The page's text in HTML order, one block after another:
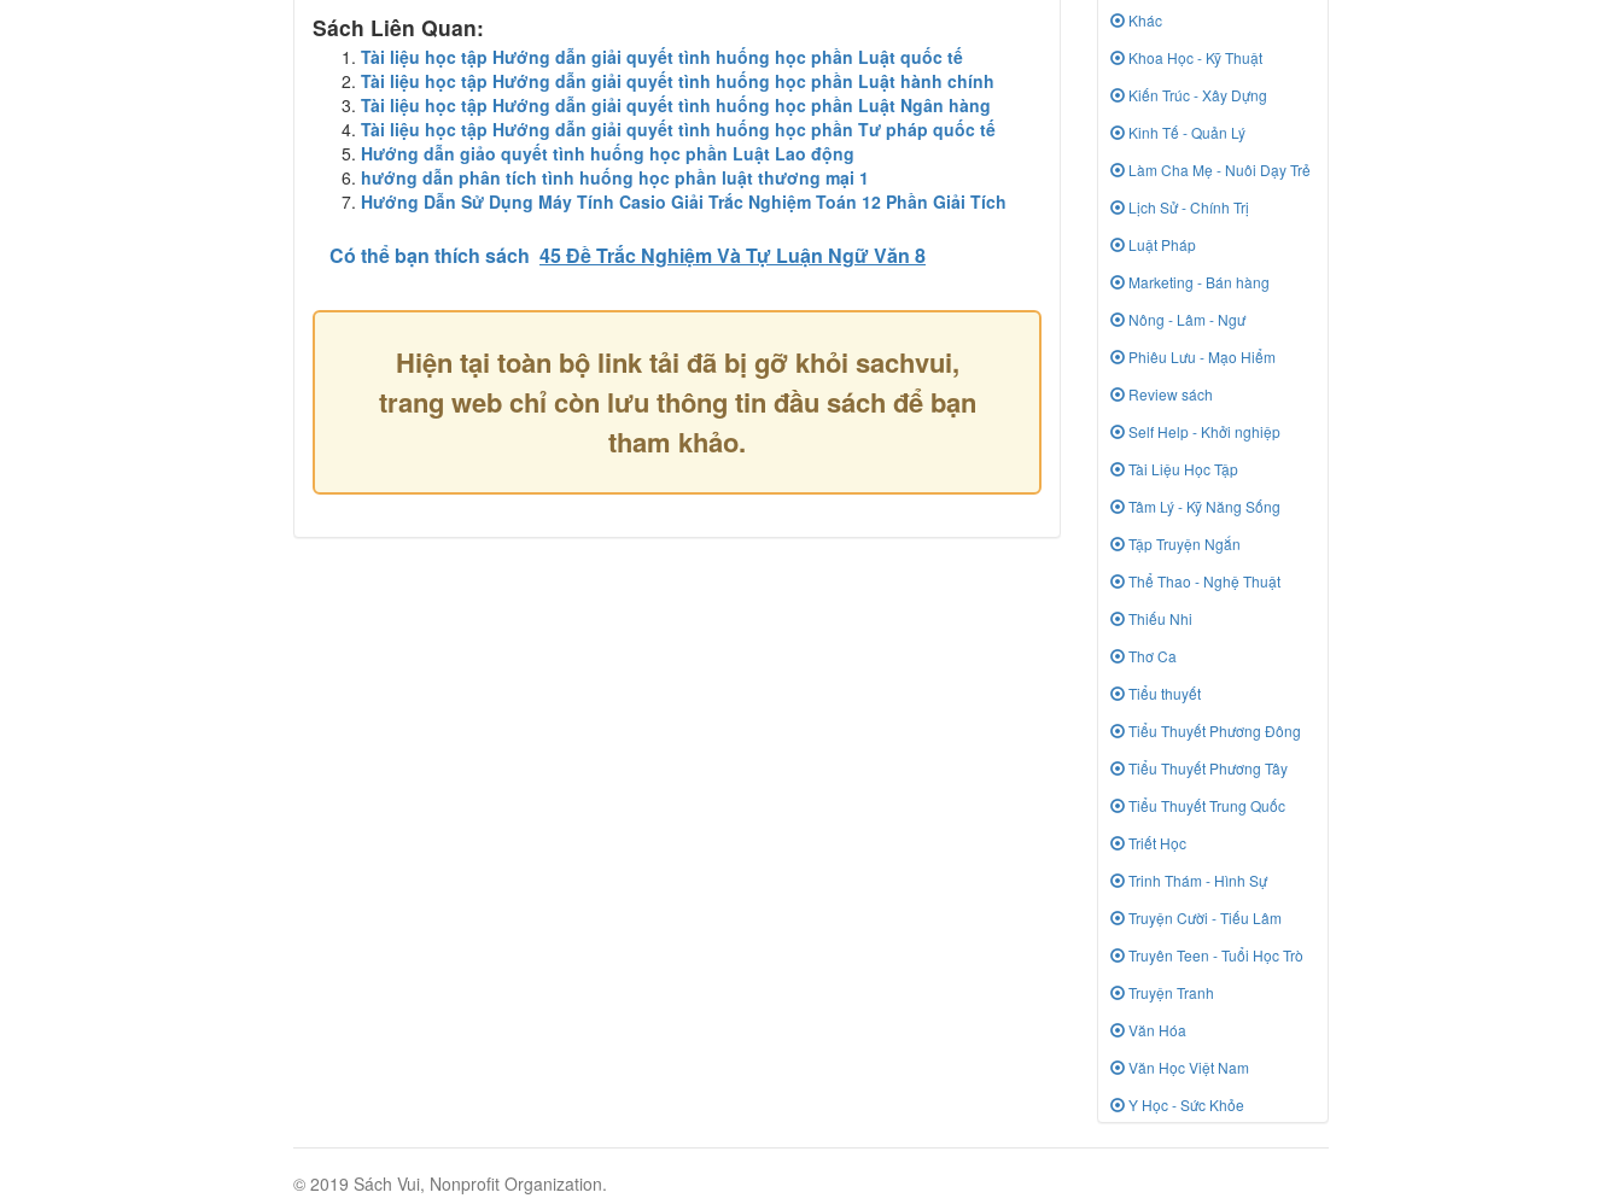
Sách Liên Quan:
Tài liệu học tập Hướng dẫn giải quyết tình huống học phần Luật quốc tế
Tài liệu học tập Hướng dẫn giải quyết tình huống học phần Luật hành chính
Tài liệu học tập Hướng dẫn giải quyết tình huống học phần Luật Ngân hàng
Tài liệu học tập Hướng dẫn giải quyết tình huống học phần Tư pháp quốc tế
Hướng dẫn giảo quyết tình huống học phần Luật Lao động
hướng dẫn phân tích tình huống học phần luật thương mại 1
Hướng Dẫn Sử Dụng Máy Tính Casio Giải Trắc Nghiệm Toán 12 Phần Giải Tích
Có thể bạn thích sách 45 Đề Trắc Nghiệm Và Tự Luận Ngữ Văn 8
Hiện tại toàn bộ link tải đã bị gỡ khỏi sachvui,
trang web chỉ còn lưu thông tin đầu sách để bạn
tham khảo.
Khác
Khoa Học - Kỹ Thuật
Kiến Trúc - Xây Dựng
Kinh Tế - Quản Lý
Làm Cha Mẹ - Nuôi Dạy Trẻ
Lịch Sử - Chính Trị
Luật Pháp
Marketing - Bán hàng
Nông - Lâm - Ngư
Phiêu Lưu - Mạo Hiểm
Review sách
Self Help - Khởi nghiệp
Tài Liệu Học Tập
Tâm Lý - Kỹ Năng Sống
Tập Truyện Ngắn
Thể Thao - Nghệ Thuật
Thiếu Nhi
Thơ Ca
Tiểu thuyết
Tiểu Thuyết Phương Đông
Tiểu Thuyết Phương Tây
Tiểu Thuyết Trung Quốc
Triết Học
Trinh Thám - Hình Sự
Truyện Cười - Tiếu Lâm
Truyên Teen - Tuổi Học Trò
Truyện Tranh
Văn Hóa
Văn Học Việt Nam
Y Học - Sức Khỏe
© 2019 Sách Vui, Nonprofit Organization.